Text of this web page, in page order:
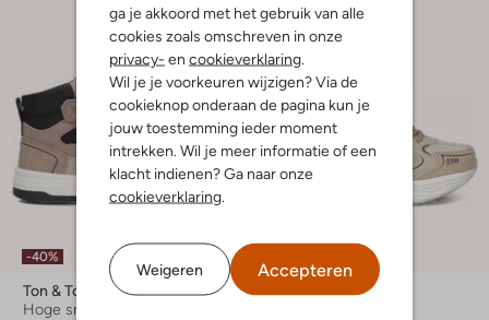
ga je akkoord met het gebruik van alle
cookies zoals omschreven in onze
privacy- en cookieverklaring.
Wil je je voorkeuren wijzigen? Via de
cookieknop onderaan de pagina kun je
jouw toestemming ieder moment
intrekken. Wil je meer informatie of een
klacht indienen? Ga naar onze
cookieverklaring.
Weigeren Accepteren
-40%
Ton & Ton
Hoge sneakers
Ton & Ton